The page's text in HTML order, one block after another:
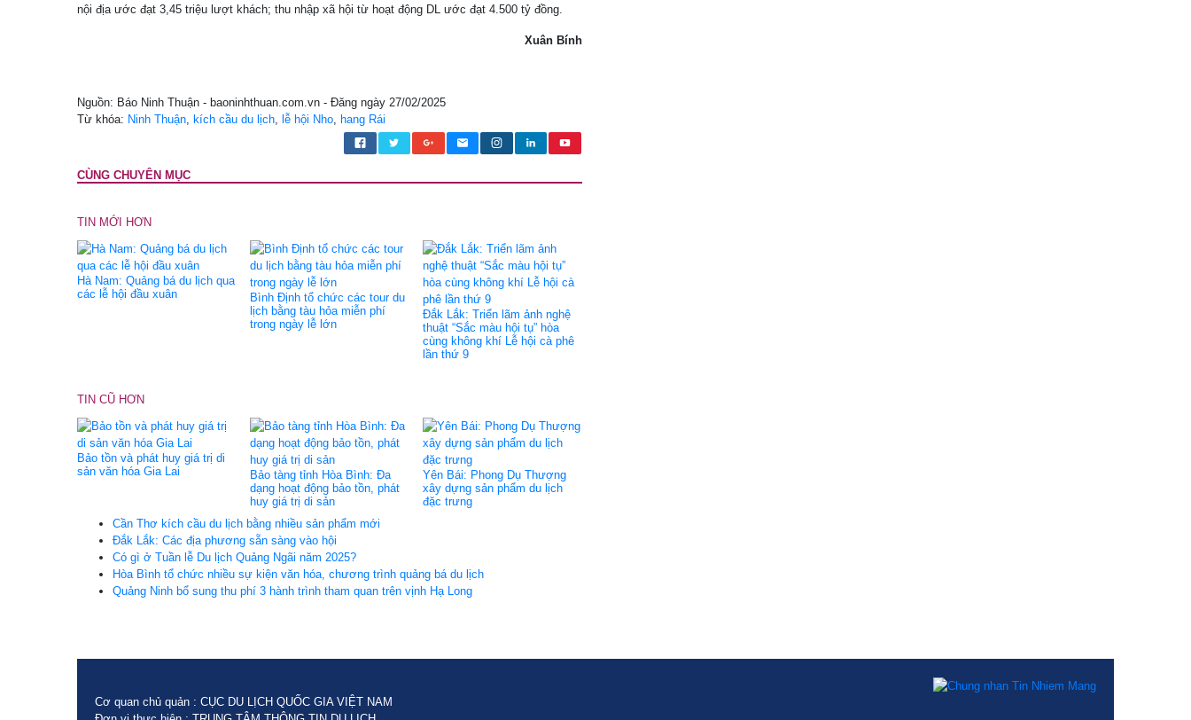
nội địa ước đạt 3,45 triệu lượt khách; thu nhập xã hội từ hoạt động DL ước đạt 4.500 tỷ đồng.
Xuân Bính
Nguồn: Báo Ninh Thuận - baoninhthuan.com.vn - Đăng ngày 27/02/2025
Từ khóa: Ninh Thuận, kích cầu du lịch, lễ hội Nho, hang Rái
CÙNG CHUYÊN MỤC
TIN MỚI HƠN
Hà Nam: Quảng bá du lịch qua
các lễ hội đầu xuân
Bình Định tổ chức các tour du
lịch bằng tàu hỏa miễn phí
trong ngày lễ lớn
Đắk Lắk: Triển lãm ảnh nghệ
thuật “Sắc màu hội tụ” hòa
cùng không khí Lễ hội cà phê
lần thứ 9
TIN CŨ HƠN
Bảo tồn và phát huy giá trị di
sản văn hóa Gia Lai
Bảo tàng tỉnh Hòa Bình: Đa
dạng hoạt động bảo tồn, phát
huy giá trị di sản
Yên Bái: Phong Dụ Thượng
xây dựng sản phẩm du lịch
đặc trưng
Cần Thơ kích cầu du lịch bằng nhiều sản phẩm mới
Đắk Lắk: Các địa phương sẵn sàng vào hội
Có gì ở Tuần lễ Du lịch Quảng Ngãi năm 2025?
Hòa Bình tổ chức nhiều sự kiện văn hóa, chương trình quảng bá du lịch
Quảng Ninh bổ sung thu phí 3 hành trình tham quan trên vịnh Hạ Long
Cơ quan chủ quản : CỤC DU LỊCH QUỐC GIA VIỆT NAM